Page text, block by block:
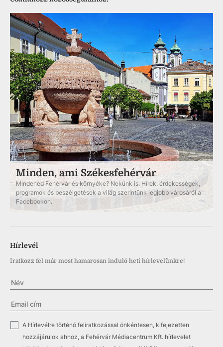
Minden, ami Székesfehérvár
Mindened Fehérvár és környéke? Nekünk is. Hírek, érdekességek,
programok és beszélgetések a világ szerintünk legjobb városáról a
Facebookon.
Hírlevél
Iratkozz fel már most hamarosan induló heti hírlevelünkre!
A Hírlevélre történő feliratkozással önkéntesen, kifejezetten
hozzájárulok ahhoz, a Fehérvár Médiacentrum Kft. hírlevelet